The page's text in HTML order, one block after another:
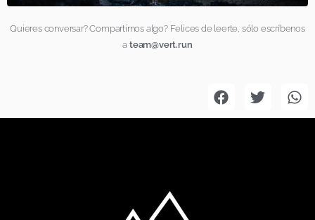
Quieres conversar? Compartirnos algo? Felices de leerte, sólo escríbenos
ateam@vert.run